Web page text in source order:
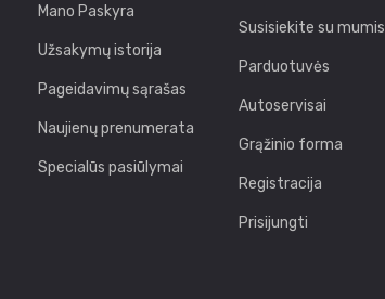
Mano Paskyra
Užsakymų istorija
Pageidavimų sąrašas
Naujienų prenumerata
Specialūs pasiūlymai
Susisiekite su mumis
Parduotuvės
Autoservisai
Grąžinio forma
Registracija
Prisijungti